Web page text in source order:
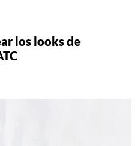
los looks de